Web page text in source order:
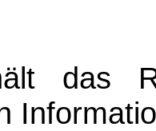
das